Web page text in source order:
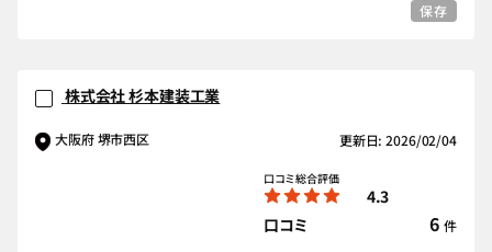
保存
株式会社 杉本建装工業
大阪府 堺市西区 更新日: 2026/02/04
口コミ総合評価
4.3
口コミ
6 件